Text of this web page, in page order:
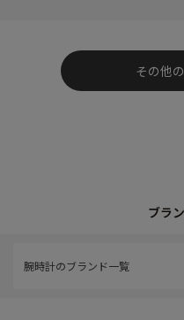
その他
ブラ
腕時計のブランド一覧